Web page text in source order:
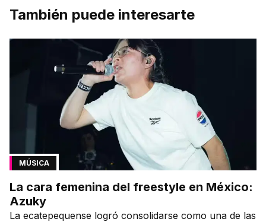
También puede interesarte
MÚSICA
La cara femenina del freestyle en México:
Azuky
La ecatepequense logró consolidarse como una de las